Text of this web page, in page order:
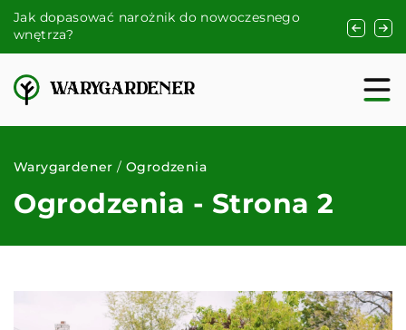
Jak dopasować narożnik do nowoczesnego
wnętrza?
Jak
dzięki
Warygardener /Ogrodzenia
Ogrodzenia - Strona 2